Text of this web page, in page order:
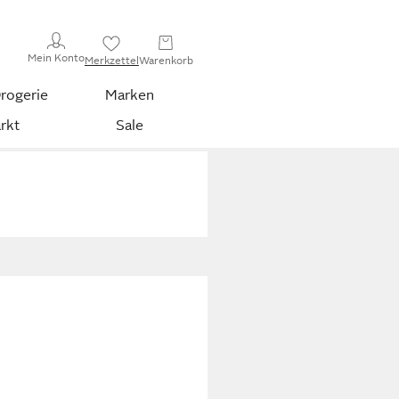
Mein KontoMerkzettelWarenkorb
Marken
Sale